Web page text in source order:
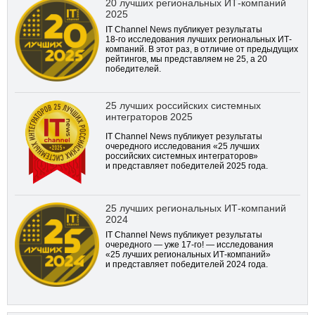
20 лучших региональных ИТ-компаний
2025
IT Channel News публикует результаты
18-го исследования лучших региональных ИТ-
компаний. В этот раз, в отличие от предыдущих
рейтингов, мы представляем не 25, а 20
победителей.
25 лучших российских системных
интеграторов 2025
IT Channel News публикует результаты
очередного исследования «25 лучших
российских системных интеграторов»
и представляет победителей 2025 года.
25 лучших региональных ИТ-компаний
2024
IT Channel News публикует результаты
очередного — уже 17-го! — исследования
«25 лучших региональных ИТ-компаний»
и представляет победителей 2024 года.